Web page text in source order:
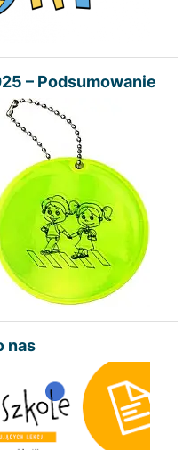
– Podsumowanie
nas